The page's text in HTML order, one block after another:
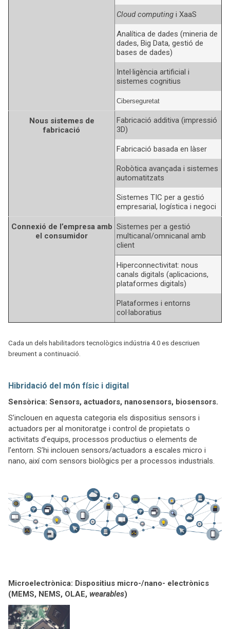
Cloud computing i XaaS
Analítica de dades (mineria de
dades, Big Data, gestió de
bases de dades)
Intel·ligència artificial i
sistemes cognitius
Ciberseguretat
Nous sistemes de
fabricació
Fabricació additiva (impressió
3D)
Fabricació basada en làser
Robòtica avançada i sistemes
automatitzats
Sistemes TIC per a gestió
empresarial, logística i negoci
Connexió de l’empresa amb
el consumidor
Sistemes per a gestió
multicanal/omnicanal amb
client
Hiperconnectivitat: nous
canals digitals (aplicacions,
plataformes digitals)
Plataformes i entorns
col·laboratius
Cada un dels habilitadors tecnològics indústria 4.0 es descriuen
breument a continuació.
Hibridació del món físic i digital
Sensòrica: Sensors, actuadors, nanosensors, biosensors.
S’inclouen en aquesta categoria els dispositius sensors i
actuadors per al monitoratge i control de propietats o
activitats d’equips, processos productius o elements de
l’entorn. S’hi inclouen sensors/actuadors a escales micro i
nano, així com sensors biològics per a processos industrials.
Microelectrònica: Dispositius micro-/nano- electrònics
(MEMS, NEMS, OLAE, wearables)